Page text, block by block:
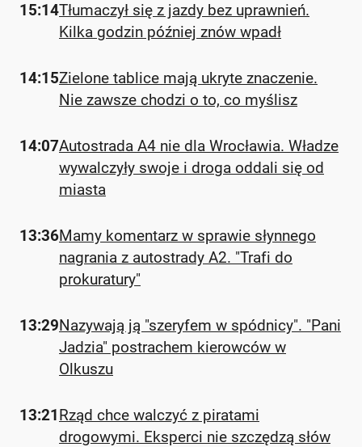
15:14Tłumaczył się z jazdy bez uprawnień.
Kilka godzin później znów wpadł
14:15Zielone tablice mają ukryte znaczenie.
Nie zawsze chodzi o to, co myślisz
14:07Autostrada A4 nie dla Wrocławia. Władze
wywalczyły swoje i droga oddali się od
miasta
13:36Mamy komentarz w sprawie słynnego
nagrania z autostrady A2. "Trafi do
prokuratury"
13:29Nazywają ją "szeryfem w spódnicy". "Pani
Jadzia" postrachem kierowców w
Olkuszu
13:21Rząd chce walczyć z piratami
drogowymi. Eksperci nie szczędzą słów